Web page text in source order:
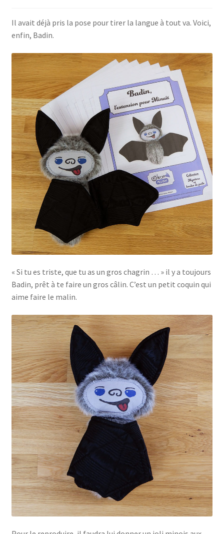
Conditions générales de ventes
F.A.Q.
Mon Compte
Page d’exemple
Panier
Politique de confidentialité
Validation de la commande
Il avait déjà pris la pose pour tirer la langue à tout va. Voici,
enfin, Badin.
« Si tu es triste, que tu as un gros chagrin … » il y a toujours
Badin, prêt à te faire un gros câlin. C’est un petit coquin qui
aime faire le malin.